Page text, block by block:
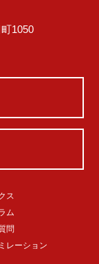
1050
ス
ム
問
レーション